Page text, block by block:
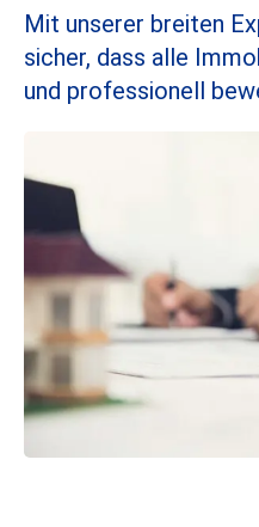
Mit unserer breiten
sicher, dass alle
und professionell